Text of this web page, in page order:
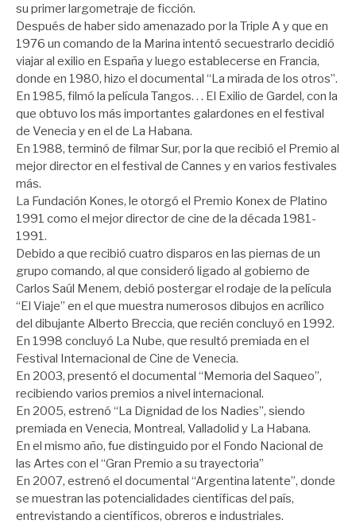
su primer largometraje de ficción.
Después de haber sido amenazado por la Triple A y que en
1976 un comando de la Marina intentó secuestrarlo decidió
viajar al exilio en España y luego establecerse en Francia,
donde en 1980, hizo el documental “La mirada de los otros”.
En 1985, filmó la película Tangos. . . El Exilio de Gardel, con la
que obtuvo los más importantes galardones en el festival
de Venecia y en el de La Habana.
En 1988, terminó de filmar Sur, por la que recibió el Premio al
mejor director en el festival de Cannes y en varios festivales
más.
La Fundación Kones, le otorgó el Premio Konex de Platino
1991 como el mejor director de cine de la década 1981-
1991.
Debido a que recibió cuatro disparos en las piernas de un
grupo comando, al que consideró ligado al gobierno de
Carlos Saúl Menem, debió postergar el rodaje de la película
“El Viaje” en el que muestra numerosos dibujos en acrílico
del dibujante Alberto Breccia, que recién concluyó en 1992.
En 1998 concluyó La Nube, que resultó premiada en el
Festival Internacional de Cine de Venecia.
En 2003, presentó el documental “Memoria del Saqueo”,
recibiendo varios premios a nivel internacional.
En 2005, estrenó “La Dignidad de los Nadies”, siendo
premiada en Venecia, Montreal, Valladolid y La Habana.
En el mismo año, fue distinguido por el Fondo Nacional de
las Artes con el “Gran Premio a su trayectoria”
En 2007, estrenó el documental “Argentina latente”, donde
se muestran las potencialidades científicas del país,
entrevistando a científicos, obreros e industriales.